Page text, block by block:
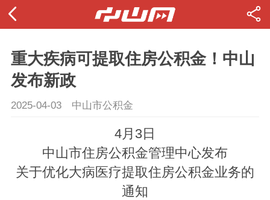
重大疾病可提取住房公积金！中山
发布新政
2025-04-03 中山市公积金
4月3日
中山市住房公积金管理中心发布
关于优化大病医疗提取住房公积金业务的
通知